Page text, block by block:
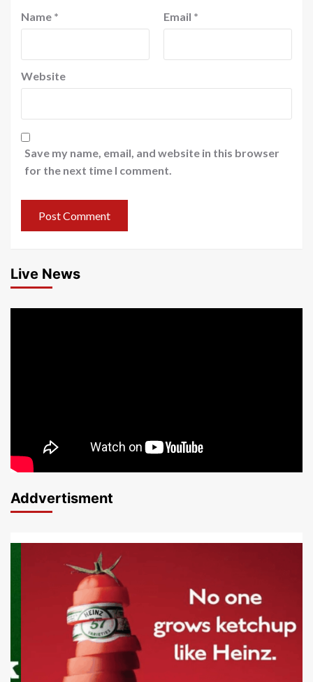
Name * Email *
Website
Save my name, email, and website in this browser
for the next time I comment.
Live News
Addvertisment